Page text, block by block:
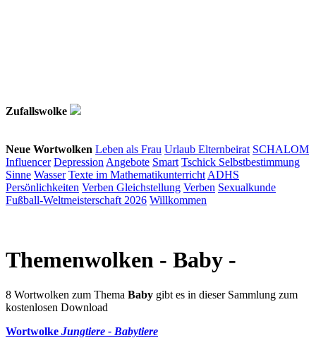
Zufallswolke
Neue Wortwolken Leben als Frau Urlaub Elternbeirat SCHALOM
Influencer Depression Angebote Smart Tschick Selbstbestimmung
Sinne Wasser Texte im Mathematikunterricht ADHS
Persönlichkeiten Verben Gleichstellung Verben Sexualkunde
Fußball-Weltmeisterschaft 2026 Willkommen
Themenwolken - Baby -
8 Wortwolken zum Thema Baby gibt es in dieser Sammlung zum
kostenlosen Download
Wortwolke Jungtiere - Babytiere